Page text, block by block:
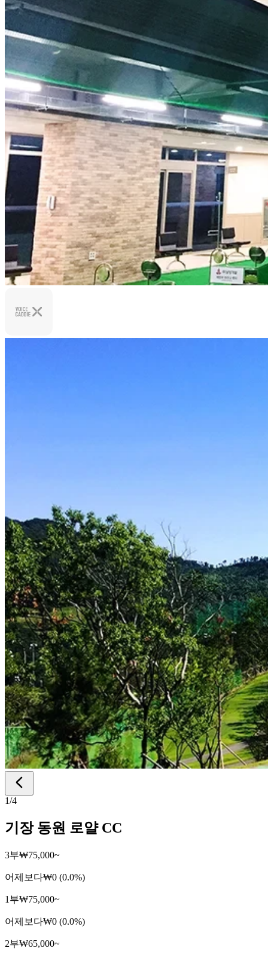
1/4
기장 동원 로얄 CC
3부₩75,000~
어제보다₩0 (0.0%)
1부₩75,000~
어제보다₩0 (0.0%)
2부₩65,000~